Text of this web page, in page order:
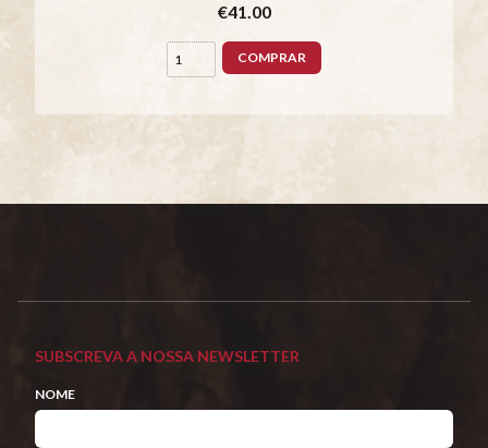
€41.00
COMPRAR
SUBSCREVA A NOSSA NEWSLETTER
NOME